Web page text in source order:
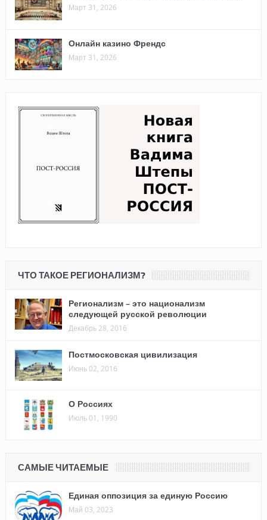
Март 31, 2026
Онлайн казино Френдс
Март 31, 2026
ЧТО ТАКОЕ РЕГИОНАЛИЗМ?
Регионализм – это национализм
следующей русской революции
Декабрь 28, 2016
Постмосковская цивилизация
Июнь 02, 2016
О Россиях
Июль 01, 1990
САМЫЕ ЧИТАЕМЫЕ
Единая оппозиция за единую Россию
Май 03, 2023